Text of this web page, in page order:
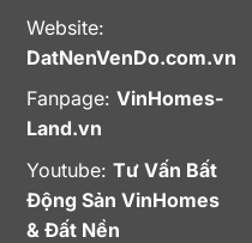
Website:
DatNenVenDo.com.vn
Fanpage: VinHomes-
Land.vn
Youtube: Tư Vấn Bất
Động Sản VinHomes
& Đất Nền